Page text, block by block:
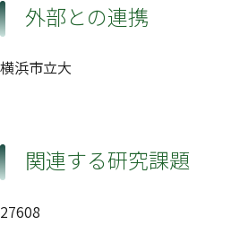
外部との連携
横浜市立大
関連する研究課題
27608